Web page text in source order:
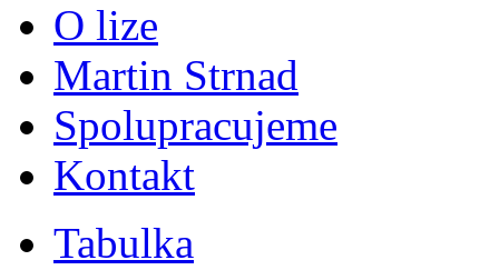
O lize
Martin Strnad
Spolupracujeme
Kontakt
Tabulka